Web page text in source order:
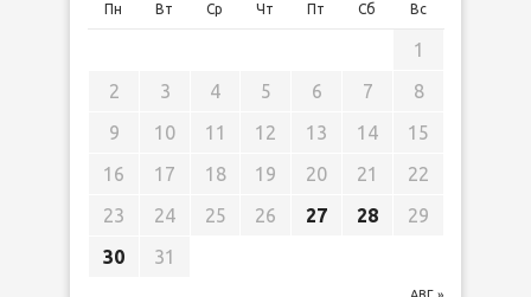
Пн Вт Ср Чт Пт Сб Вс
1
2
3 4 5 6 7
8
9
10 11 12 13 14
15
16
17 18 19 20 21
22
23
24 25 26 27 28
29
30
31